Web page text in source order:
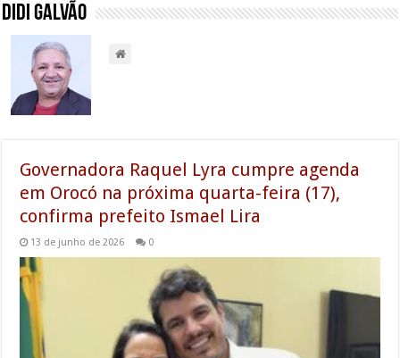
Didi Galvão
Governadora Raquel Lyra cumpre agenda
em Orocó na próxima quarta-feira (17),
confirma prefeito Ismael Lira
13 de junho de 2026 0